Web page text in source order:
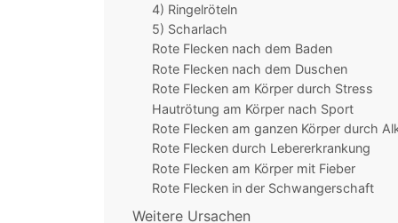
4) Ringelröteln
5) Scharlach
Rote Flecken nach dem Baden
Rote Flecken nach dem Duschen
Rote Flecken am Körper durch Stress
Hautrötung am Körper nach Sport
Rote Flecken am ganzen Körper durch
Rote Flecken durch Lebererkrankung
Rote Flecken am Körper mit Fieber
Rote Flecken in der Schwangerschaft
Weitere Ursachen